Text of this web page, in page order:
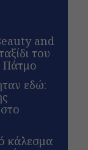
and
του
Πάτμο
εδώ:
κάλεσμα